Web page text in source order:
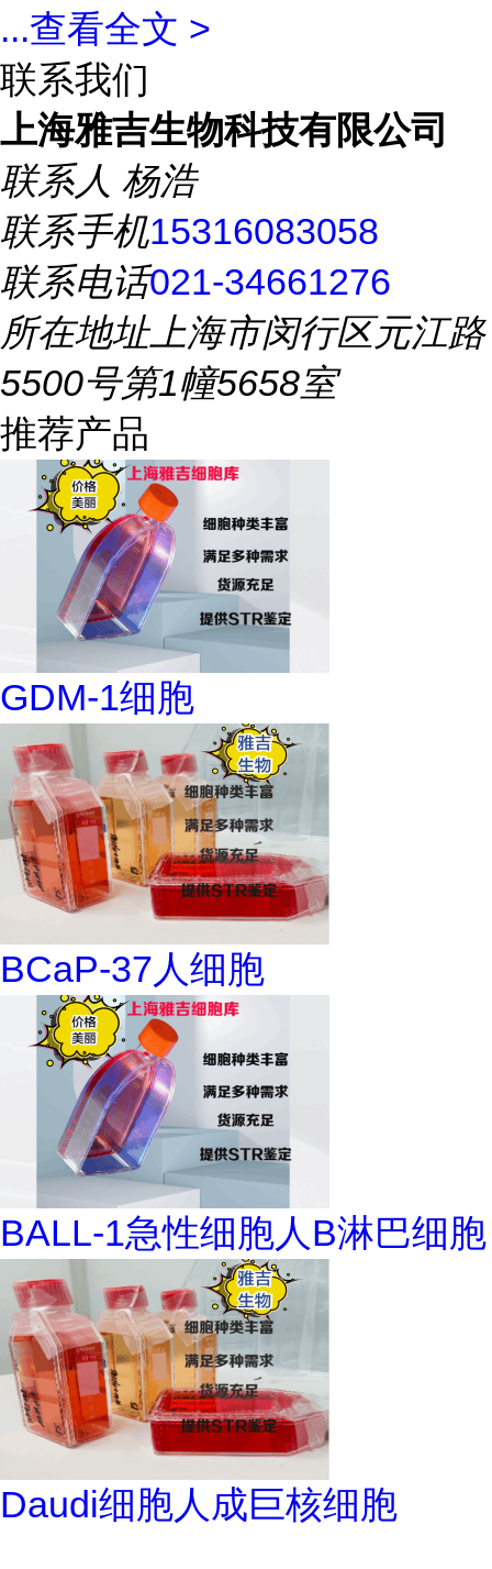
...查看全文 >
联系我们
上海雅吉生物科技有限公司
联系人 杨浩
联系手机15316083058
联系电话021-34661276
所在地址上海市闵行区元江路
5500号第1幢5658室
推荐产品
GDM-1细胞
BCaP-37人细胞
BALL-1急性细胞人B淋巴细胞
Daudi细胞人成巨核细胞